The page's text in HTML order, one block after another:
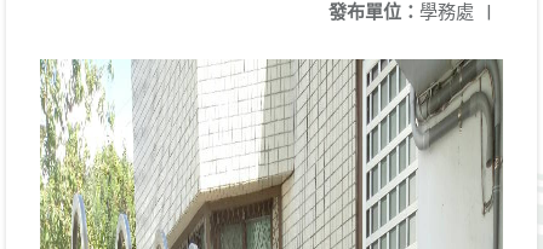
發布單位： 學務處 |